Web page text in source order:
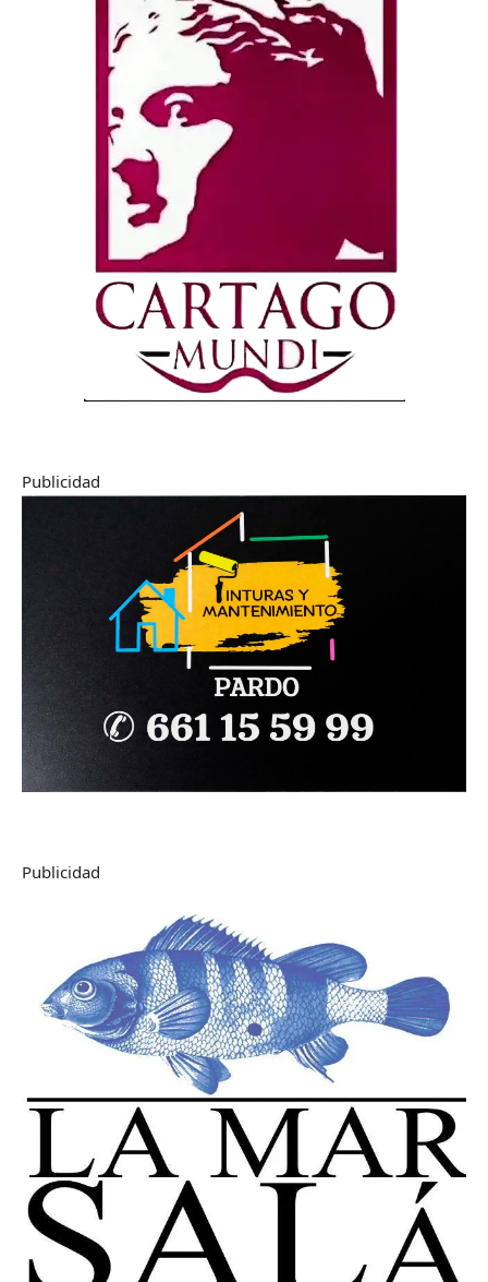
Publicidad
Publicidad